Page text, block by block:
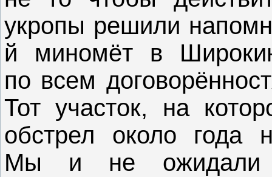
укропы решили
й миномёт в
по всем
Тот участок, на
обстрел около года
Мы и не ожидали